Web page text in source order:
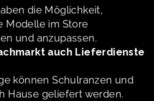
die Möglichkeit,
Modelle im Store
und anzupassen.
auch Lieferdienste
können Schulranzen und
Hause geliefert werden.